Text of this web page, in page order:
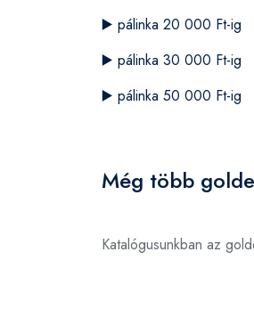
▶️ pálinka 20 000 Ft-ig
▶️ pálinka 30 000 Ft-ig
▶️ pálinka 50 000 Ft-ig
Még több
Katalógusunkban az